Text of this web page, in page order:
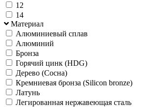
12
14
Материал
Алюминиевый сплав
Алюминий
Бронза
Горячий цинк (HDG)
Дерево (Сосна)
Кремниевая бронза (Silicon bronze)
Латунь
Легированная нержавеющая сталь